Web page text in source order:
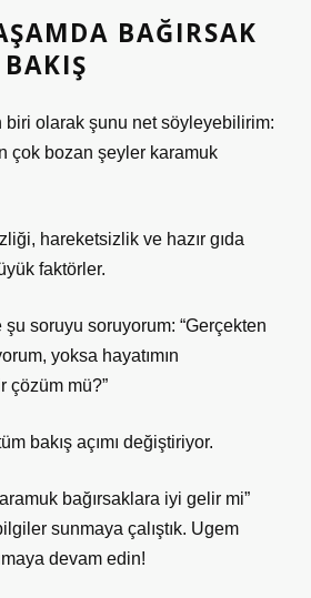
BAĞIRSAK
biri olarak şunu net söyleyebilirim:
çok bozan şeyler karamuk
hareketsizlik ve hazır gıda
faktörler.
soruyu soruyorum: “Gerçekten
yoksa hayatımın
çözüm mü?”
bakış açımı değiştiriyor.
bağırsaklara iyi gelir mi”
sunmaya çalıştık. Ugem
devam edin!